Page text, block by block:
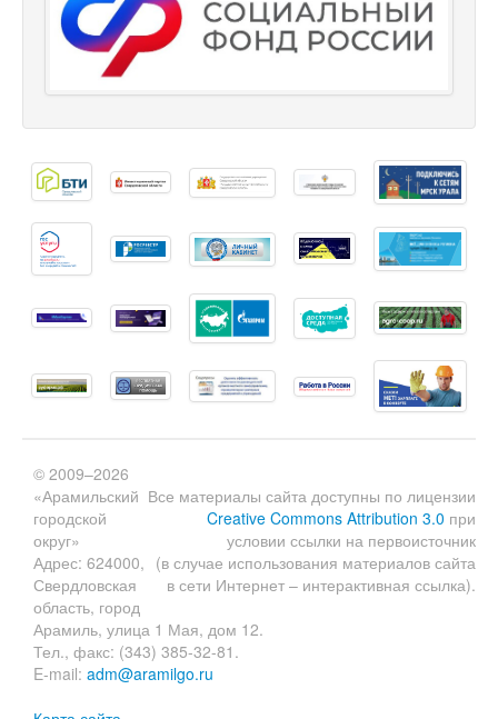
Все материалы сайта доступны по лицензии
Creative Commons Attribution 3.0 при
условии ссылки на первоисточник
(в случае использования материалов сайта
в сети Интернет – интерактивная ссылка).
© 2009–2026
«Арамильский
городской
округ»
Адрес: 624000,
Свердловская
область, город
Арамиль, улица 1 Мая, дом 12.
Тел., факс: (343) 385-32-81.
E-mail: adm@aramilgo.ru